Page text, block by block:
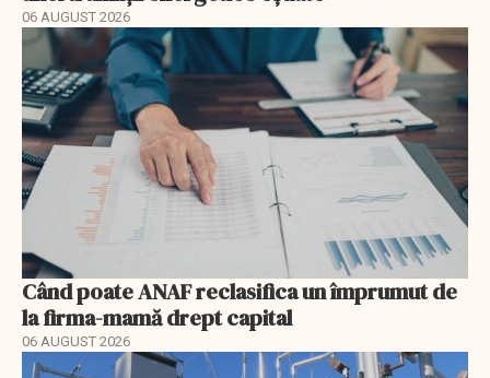
06 AUGUST 2026
Când poate ANAF reclasifica un împrumut de
la firma-mamă drept capital
06 AUGUST 2026